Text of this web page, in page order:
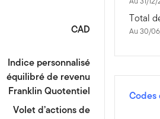
CAD
Indice personnalisé
équilibré de revenu
Franklin Quotentiel
Volet d’actions de
Total
Au 30/
Codes